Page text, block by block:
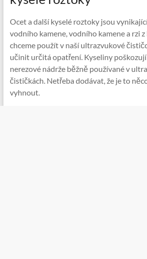
Ocet a další kyselé roztoky jsou
vodního kamene, vodního kamene a rzi
chceme použít v naší ultrazvukové
učinit určitá opatření. Kyseliny
nerezové nádrže běžně používané v
čističkách. Netřeba dodávat, že je to
vyhnout.